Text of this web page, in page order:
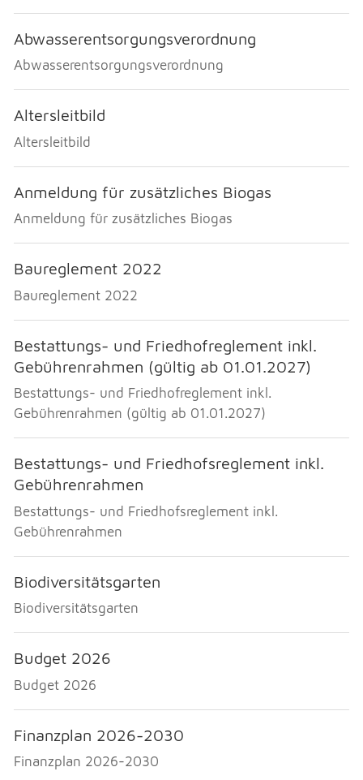
NOTFALL
TELEFON
KONTAKT
DRUCKEN
Abwasserentsorgungsverordnung
Abwasserentsorgungsverordnung
Altersleitbild
Altersleitbild
Anmeldung für zusätzliches Biogas
Anmeldung für zusätzliches Biogas
Baureglement 2022
Baureglement 2022
Bestattungs- und Friedhofreglement inkl.
Gebührenrahmen (gültig ab 01.01.2027)
Bestattungs- und Friedhofreglement inkl.
Gebührenrahmen (gültig ab 01.01.2027)
Bestattungs- und Friedhofsreglement inkl.
Gebührenrahmen
Bestattungs- und Friedhofsreglement inkl.
Gebührenrahmen
Biodiversitätsgarten
Biodiversitätsgarten
Budget 2026
Budget 2026
Finanzplan 2026-2030
Finanzplan 2026-2030